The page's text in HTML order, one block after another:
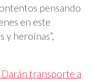
pensando
en este
y heroínas”,
transporte a